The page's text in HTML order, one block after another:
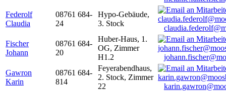
Federolf
Claudia
08761 684-
24
Hypo-Gebäude,
3. Stock
Fischer
Johann
08761 684-
20
Huber-Haus, 1.
OG, Zimmer
H1.2
Gawron
Karin
08761 684-
814
Feyerabendhaus,
2. Stock, Zimmer
22